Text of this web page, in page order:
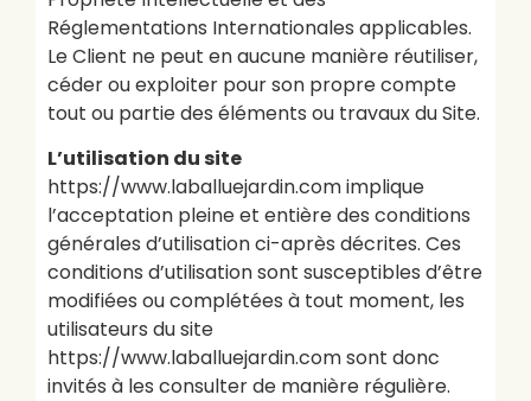
Réglementations Internationales applicables.
Le Client ne peut en aucune manière réutiliser,
céder ou exploiter pour son propre compte
tout ou partie des éléments ou travaux du Site.
L’utilisation du site
https://www.laballuejardin.com implique
l’acceptation pleine et entière des conditions
générales d’utilisation ci-après décrites. Ces
conditions d’utilisation sont susceptibles d’être
modifiées ou complétées à tout moment, les
utilisateurs du site
https://www.laballuejardin.com sont donc
invités à les consulter de manière régulière.